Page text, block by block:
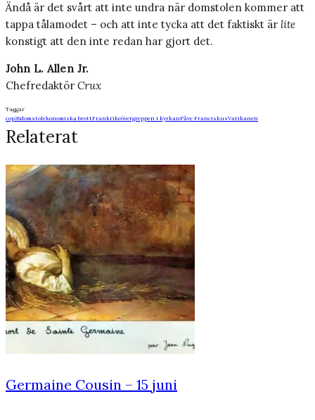
Ändå är det svårt att inte undra när domstolen kommer att
tappa tålamodet – och att inte tycka att det faktiskt är lite
konstigt att den inte redan har gjort det.
John L. Allen Jr.
Chefredaktör Crux
Taggar
cop26domstolekonomiska brottFrankrikeövergreppen i kyrkanPåve FranciskusVatikanen
Relaterat
Germaine Cousin – 15 juni